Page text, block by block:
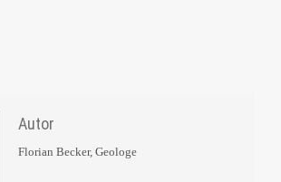
Autor
Florian Becker, Geologe